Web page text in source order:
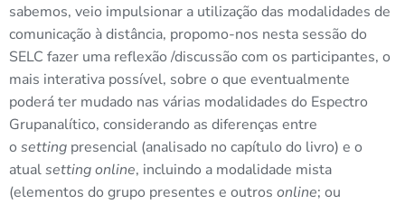
sabemos, veio impulsionar a utilização das modalidades de
comunicação à distância, propomo-nos nesta sessão do
SELC fazer uma reflexão /discussão com os participantes, o
mais interativa possível, sobre o que eventualmente
poderá ter mudado nas várias modalidades do Espectro
Grupanalítico, considerando as diferenças entre
o setting presencial (analisado no capítulo do livro) e o
atualsetting online, incluindo a modalidade mista
(elementos do grupo presentes e outros online; ou